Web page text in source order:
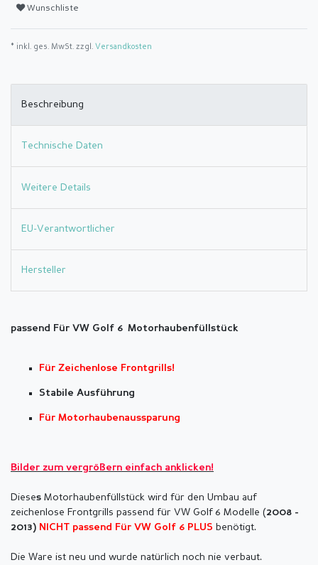
Wunschliste
* inkl. ges. MwSt. zzgl. Versandkosten
Beschreibung
Technische Daten
Weitere Details
EU-Verantwortlicher
Hersteller
passend Für VW Golf 6 Motorhaubenfüllstück
Für Zeichenlose Frontgrills!
Stabile Ausführung
Für Motorhaubenaussparung
Bilder zum vergrößern einfach anklicken!
Dieses Motorhaubenfüllstück wird für den Umbau auf
zeichenlose Frontgrills passend für VW Golf 6 Modelle (2008 -
2013) NICHT passend Für VW Golf 6 PLUS benötigt.
Die Ware ist neu und wurde natürlich noch nie verbaut.